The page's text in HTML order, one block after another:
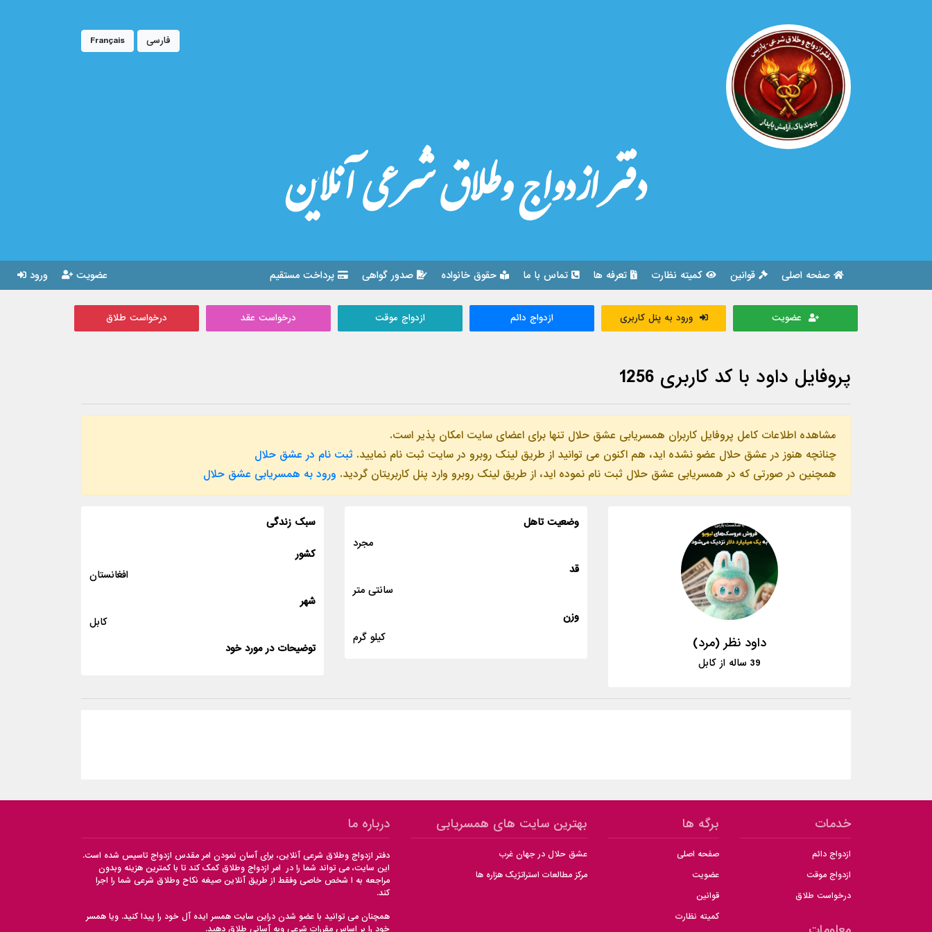
فارسی Français
دفتر ازدواج وطلاق شرعی آنلاین
صفحه اصلی قوانین کمیته نظارت تعرفه ها تماس با ما حقوق خانواده صدور گواهی پرداخت مستقیم ورود عضویت
عضویت ورود به پنل کاربری ازدواج دائم ازدواج موقت درخواست عقد درخواست طلاق
پروفایل داود با کد کاربری 1256
مشاهده اطلاعات کامل پروفایل کاربران همسریابی عشق حلال تنها برای اعضای سایت امکان پذیر است.
چنانچه هنوز در عشق حلال عضو نشده اید، هم اکنون می توانید از طریق لینک روبرو در سایت ثبت نام نمایید. ثبت نام در عشق حلال
همچنین در صورتی که در همسریابی عشق حلال ثبت نام نموده اید، از طریق لینک روبرو وارد پنل کاربریتان گردید. ورود به همسریابی عشق حلال
داود نظر (مرد)
39 ساله از کابل
وضعیت تاهل
مجرد
قد
سانتی متر
وزن
کیلو گرم
سبک زندگی
کشور
افغانستان
شهر
کابل
توضیحات در مورد خود
خدمات
ازدواج دائم
ازدواج موقت
درخواست طلاق
برگه ها
صفحه اصلی
عضویت
قوانین
کمیته نظارت
بهترین سایت های همسریابی
عشق حلال در جهان غرب
مرکز مطالعات استراتژیک هزاره ها
درباره ما
دفتر ازدواج وطلاق شرعی آنلاین، برای آسان نمودن امر مقدس ازدواج تاسیس شده است.
این سایت، می تواند شما را در امر ازدواج وطلاق کمک کند تا با کمترین هزینه وبدون
مراجعه به ا شخص خاصی وفقط از طریق آنلاین صیغه نکاح وطلاق شرعی شما را اجرا
کند.
همچنان می توانید با عضو شدن دراین سایت همسر ایده آل خود را پیدا کنید. ویا همسر
خود را بر اساس مقررات شرعی وبه آسانی طلاق دهید.